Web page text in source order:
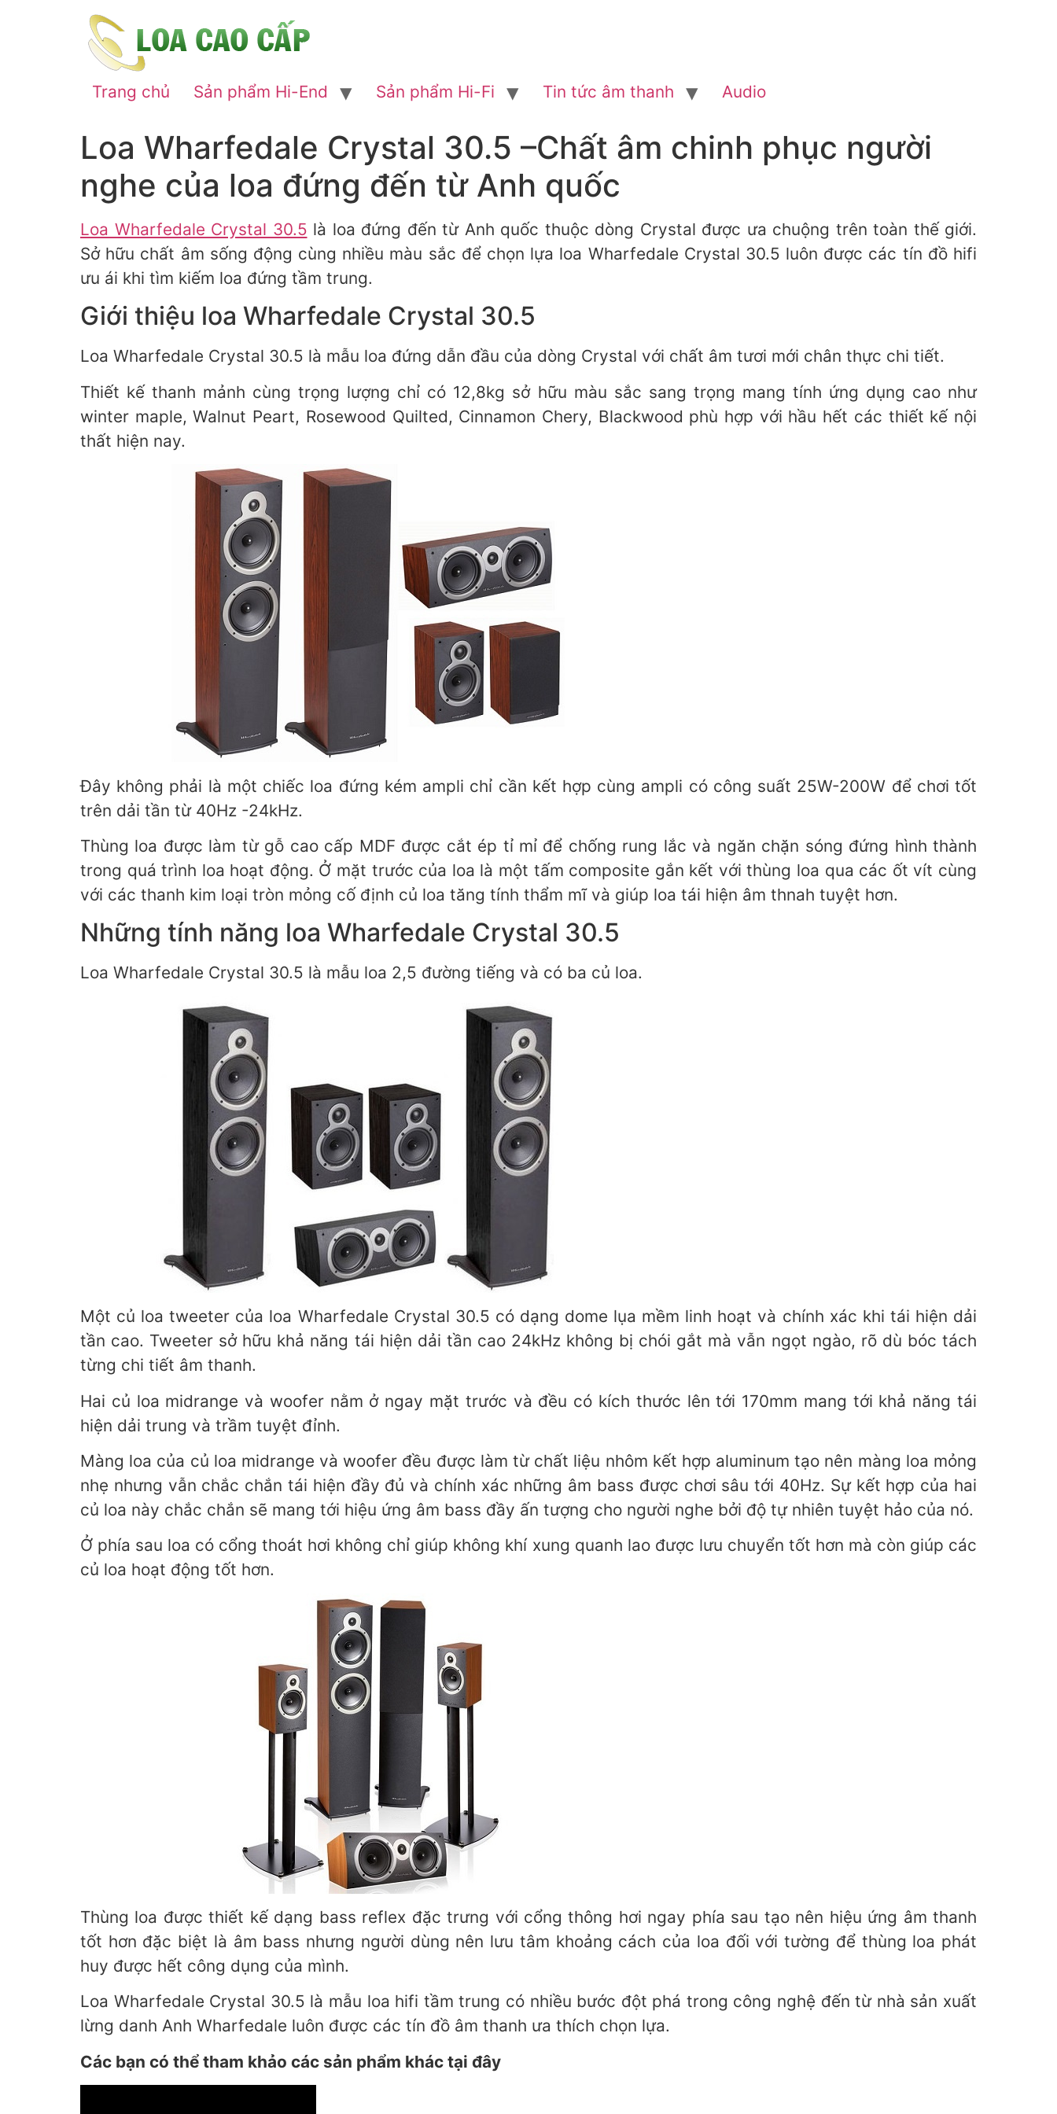
Trang chủ Sản phẩm Hi-End Sản phẩm Hi-Fi Tin tức âm thanh Audio
Loa Wharfedale Crystal 30.5 –Chất âm chinh phục người
nghe của loa đứng đến từ Anh quốc
Loa Wharfedale Crystal 30.5 là loa đứng đến từ Anh quốc thuộc dòng Crystal được ưa chuộng trên toàn thế giới.
Sở hữu chất âm sống động cùng nhiều màu sắc để chọn lựa loa Wharfedale Crystal 30.5 luôn được các tín đồ hifi
ưu ái khi tìm kiếm loa đứng tầm trung.
Giới thiệu loa Wharfedale Crystal 30.5
Loa Wharfedale Crystal 30.5 là mẫu loa đứng dẫn đầu của dòng Crystal với chất âm tươi mới chân thực chi tiết.
Thiết kế thanh mảnh cùng trọng lượng chỉ có 12,8kg sở hữu màu sắc sang trọng mang tính ứng dụng cao như
winter maple, Walnut Peart, Rosewood Quilted, Cinnamon Chery, Blackwood phù hợp với hầu hết các thiết kế nội
thất hiện nay.
Đây không phải là một chiếc loa đứng kém ampli chỉ cần kết hợp cùng ampli có công suất 25W-200W để chơi tốt
trên dải tần từ 40Hz -24kHz.
Thùng loa được làm từ gỗ cao cấp MDF được cắt ép tỉ mỉ để chống rung lắc và ngăn chặn sóng đứng hình thành
trong quá trình loa hoạt động. Ở mặt trước của loa là một tấm composite gắn kết với thùng loa qua các ốt vít cùng
với các thanh kim loại tròn mỏng cố định củ loa tăng tính thẩm mĩ và giúp loa tái hiện âm thnah tuyệt hơn.
Những tính năng loa Wharfedale Crystal 30.5
Loa Wharfedale Crystal 30.5 là mẫu loa 2,5 đường tiếng và có ba củ loa.
Một củ loa tweeter của loa Wharfedale Crystal 30.5 có dạng dome lụa mềm linh hoạt và chính xác khi tái hiện dải
tần cao. Tweeter sở hữu khả năng tái hiện dải tần cao 24kHz không bị chói gắt mà vẫn ngọt ngào, rõ dù bóc tách
từng chi tiết âm thanh.
Hai củ loa midrange và woofer nằm ở ngay mặt trước và đều có kích thước lên tới 170mm mang tới khả năng tái
hiện dải trung và trầm tuyệt đỉnh.
Màng loa của củ loa midrange và woofer đều được làm từ chất liệu nhôm kết hợp aluminum tạo nên màng loa mỏng
nhẹ nhưng vẫn chắc chắn tái hiện đầy đủ và chính xác những âm bass được chơi sâu tới 40Hz. Sự kết hợp của hai
củ loa này chắc chắn sẽ mang tới hiệu ứng âm bass đầy ấn tượng cho người nghe bởi độ tự nhiên tuyệt hảo của nó.
Ở phía sau loa có cổng thoát hơi không chỉ giúp không khí xung quanh lao được lưu chuyển tốt hơn mà còn giúp các
củ loa hoạt động tốt hơn.
Thùng loa được thiết kế dạng bass reflex đặc trưng với cổng thông hơi ngay phía sau tạo nên hiệu ứng âm thanh
tốt hơn đặc biệt là âm bass nhưng người dùng nên lưu tâm khoảng cách của loa đối với tường để thùng loa phát
huy được hết công dụng của mình.
Loa Wharfedale Crystal 30.5 là mẫu loa hifi tầm trung có nhiều bước đột phá trong công nghệ đến từ nhà sản xuất
lừng danh Anh Wharfedale luôn được các tín đồ âm thanh ưa thích chọn lựa.
Các bạn có thể tham khảo các sản phẩm khác tại đây